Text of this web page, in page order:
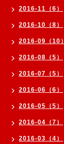
2016-11（6）
2016-10（8）
2016-09（10）
2016-08（5）
2016-07（5）
2016-06（6）
2016-05（5）
2016-04（7）
2016-03（4）